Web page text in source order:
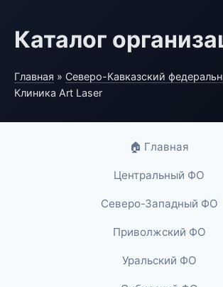
Каталог
Главная » Северо-Кавказский
Клиника Art Laser
🏠 Главная
Центральный ФО
Северо-Западный ФО
Приволжский ФО
Уральский ФО